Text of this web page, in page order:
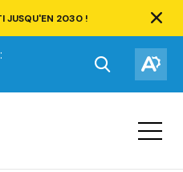
JUSQU'EN 2030 !
barre
Ouvrir
la
recherche.
la
Ouvrir
la